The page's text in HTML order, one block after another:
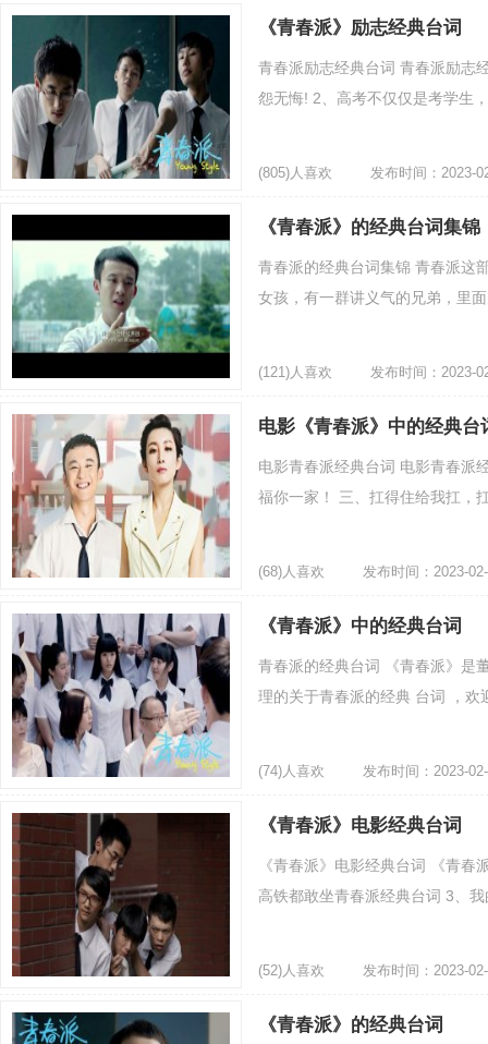
《青春派》励志经典台词
青春派励志经典台词 青春派励志
怨无悔! 2、高考不仅仅是考学生
(805)人喜欢 发布时间：2023-
《青春派》的经典台词集锦
青春派的经典台词集锦 青春派这
女孩，有一群讲义气的兄弟，里
(121)人喜欢 发布时间：2023-
电影《青春派》中的经典台
电影青春派经典台词 电影青春派
福你一家！ 三、扛得住给我扛，
(68)人喜欢 发布时间：2023-
《青春派》中的经典台词
青春派的经典台词 《青春派》是
理的关于青春派的经典 台词 ，欢
(74)人喜欢 发布时间：2023-
《青春派》电影经典台词
《青春派》电影经典台词 《青
高铁都敢坐青春派经典台词 3、
(52)人喜欢 发布时间：2023-
《青春派》的经典台词